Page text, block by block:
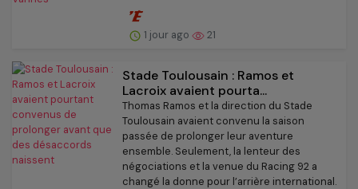
1 jour ago 21
Stade Toulousain : Ramos et
Lacroix avaient pourta...
Thomas Ramos et la direction du Stade
Toulousain avaient convenu la saison
passée de prolonger leur aventure
ensemble. Seulement, la lenteur des
négociations et la venue du Racing 92 a
changé la donne pour l’arrière international.